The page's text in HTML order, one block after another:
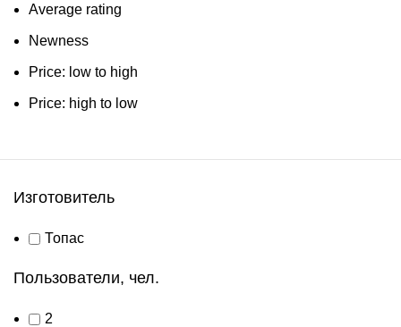
Average rating
Newness
Price: low to high
Price: high to low
Изготовитель
Топас
Пользователи, чел.
2